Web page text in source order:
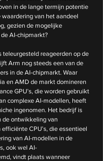
in de lange termijn potentie
waardering van het aandeel
gezien de mogelijke
AI-chipmarkt?
teleurgesteld reageerden op de
Arm nog steeds een van de
in de AI-chipmarkt. Waar
en AMD de markt domineren
GPU’s, die worden gebruikt
complexe AI-modellen, heeft
ingenomen. Het bedrijf is
de ontwikkeling van
CPU’s, die essentieel
van AI-modellen in de
ook wel AI-
vindt plaats wanneer